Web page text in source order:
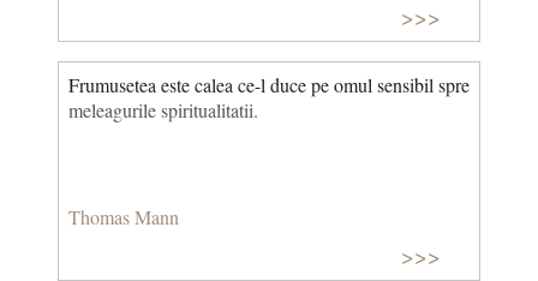
>>>
Frumusetea este calea ce-l duce pe omul sensibil spre
meleagurile spiritualitatii.
Thomas Mann
>>>